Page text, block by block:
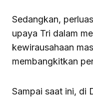
Sedangkan,
upaya Tri dalam
kewirausahaan
membangkitkan
Sampai saat ini, di